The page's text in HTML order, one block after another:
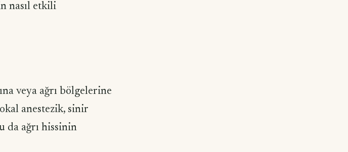
nasıl etkili
veya ağrı bölgelerine
anestezik, sinir
da ağrı hissinin